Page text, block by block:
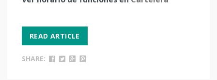
READ ARTICLE
SHARE: